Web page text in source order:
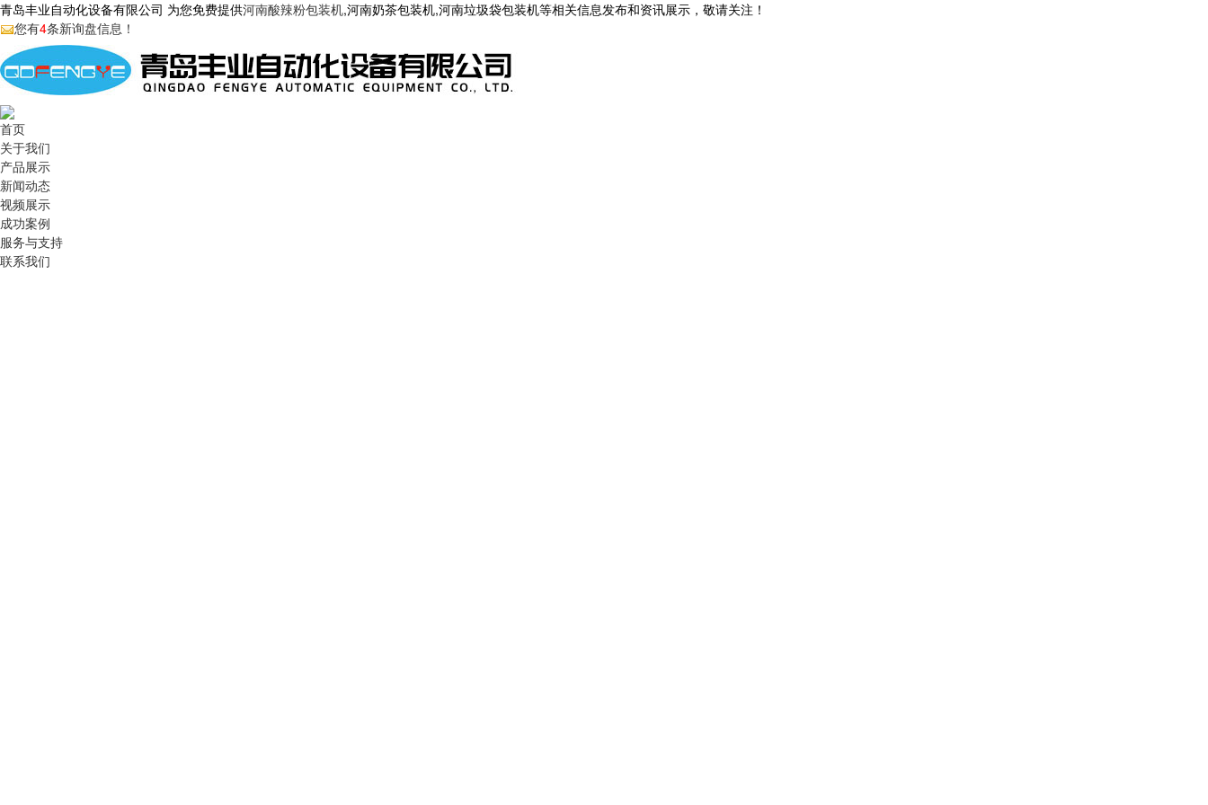
青岛丰业自动化设备有限公司 为您免费提供河南酸辣粉包装机,河南奶茶包装机,河南垃圾袋包装机等相关信息发布和资讯展示，敬请关注！
您有4条新询盘信息！
首页
关于我们
产品展示
新闻动态
视频展示
成功案例
服务与支持
联系我们